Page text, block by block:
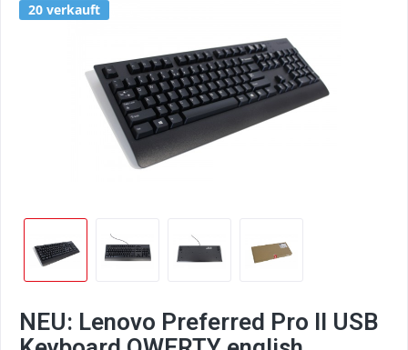
20 verkauft
NEU: Lenovo Preferred Pro II USB